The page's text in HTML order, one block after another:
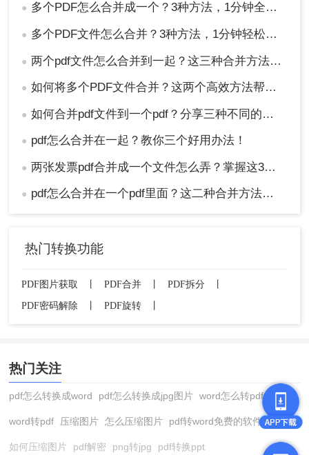
● 多个PDF怎么合并成一个？3种方法，1分钟全搞定！！
● 多个PDF文件怎么合并？3种方法，1分钟轻松搞定！!
● 两个pdf文件怎么合并到一起？这三种合并方法超实用！
● 如何将多个PDF文件合并？这两个高效方法帮你解决！
● 如何合并pdf文件到一个pdf？分享三种不同的方法来帮助您轻松合并！
● pdf怎么合并在一起？教你三个好用办法！
● 两张发票pdf合并成一个文件怎么弄？掌握这3种方法轻松合并！
● pdf怎么合并在一个pdf里面？这二种合并方法了解下！
热门转换功能
PDF图片获取 PDF合并 PDF拆分
PDF密码解除
丨 PDF旋转 丨
热门关注
pdf怎么转换成word pdf怎么转换成jpg图片 word怎么转pdf
word转pdf 压缩图片 怎么压缩图片 pdf转word免费的软件
如何压缩图片 pdf解密 png转jpg pdf转换ppt